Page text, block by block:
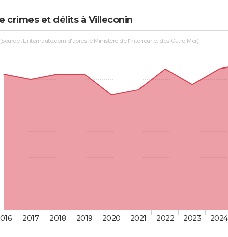
crimes et délits à Villeconin
: Linternaute.com d'après le Ministère de l'Intérieur et des Outre-Mer)
2017 2018 2019 2020 2021 2022 2023 2024